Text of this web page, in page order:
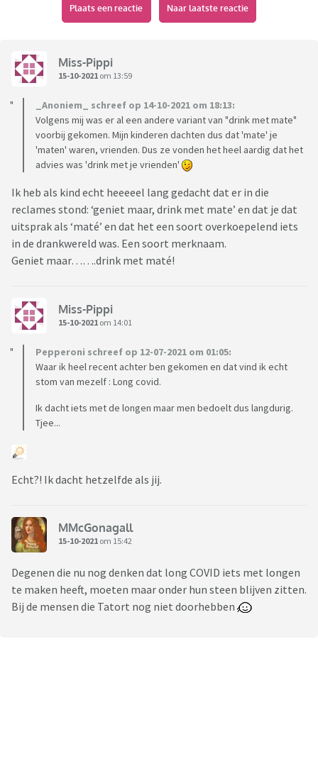
Plaats een reactie Naar laatste reactie
Miss-Pippi
15-10-2021 om 13:59
_Anoniem_ schreef op 14-10-2021 om 18:13:
Volgens mij was er al een andere variant van "drink met mate"
voorbij gekomen. Mijn kinderen dachten dus dat 'mate' je
'maten' waren, vrienden. Dus ze vonden het heel aardig dat het
advies was 'drink met je vrienden'
Ik heb als kind echt heeeeel lang gedacht dat er in die
reclames stond: ‘geniet maar, drink met mate’ en dat je dat
uitsprak als ‘maté’ en dat het een soort overkoepelend iets
in de drankwereld was. Een soort merknaam.
Geniet maar…….drink met maté!
Miss-Pippi
15-10-2021 om 14:01
Pepperoni schreef op 12-07-2021 om 01:05:
Waar ik heel recent achter ben gekomen en dat vind ik echt
stom van mezelf : Long covid.
Ik dacht iets met de longen maar men bedoelt dus langdurig.
Tjee...
Echt?! Ik dacht hetzelfde als jij.
MMcGonagall
15-10-2021 om 15:42
Degenen die nu nog denken dat long COVID iets met longen
te maken heeft, moeten maar onder hun steen blijven zitten.
Bij de mensen die Tatort nog niet doorhebben